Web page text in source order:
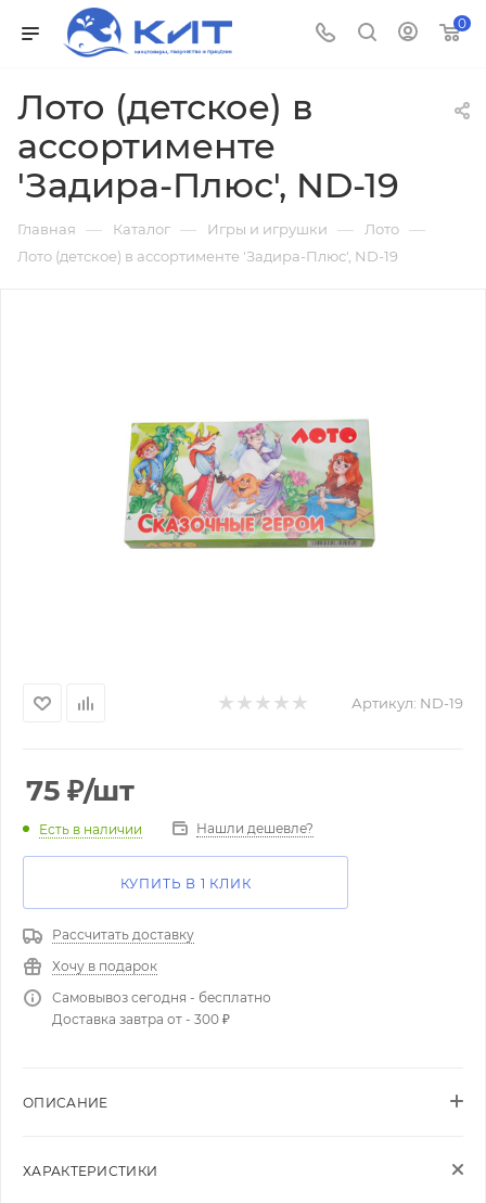
0
Лото (детское) в
ассортименте
'Задира-Плюс', ND-19
Главная — Каталог — Игры и игрушки — Лото —
Лото (детское) в ассортименте 'Задира-Плюс', ND-19
Артикул: ND-19
75 ₽/шт
Есть в наличии Нашли дешевле?
КУПИТЬ В 1 КЛИК
Рассчитать доставку
Хочу в подарок
Самовывоз сегодня - бесплатно
Доставка завтра от - 300 ₽
ОПИСАНИЕ
ХАРАКТЕРИСТИКИ